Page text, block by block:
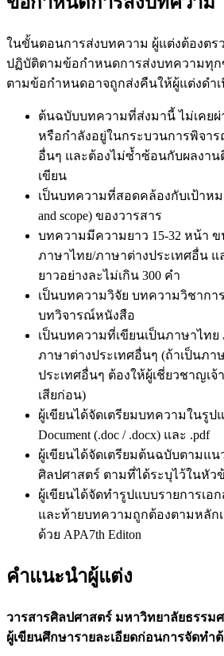
ในขั้นตอนการส่งบทความ ผู้แต่งต้องตร
ปฏิบัติตามข้อกำหนดการส่งบทความทุก
ตามข้อกำหนดอาจถูกส่งคืนให้ผู้แต่งดำ
ต้นฉบับบทความที่ส่งมานี้ ไม่เคย
หรือกำลังอยู่ในกระบวนการพิจา
อื่นๆ และต้องไม่ซ้ำซ้อนกับผลงา
เขียน
เป็นบทความที่สอดคล้องกับเป้าหม
and scope) ของวารสาร
บทความมีความยาว 15-32 หน้า
ภาษาไทย/ภาษาต่างประเทศอื่น
ยาวอย่างละไม่เกิน 300 คำ
เป็นบทความวิจัย บทความวิชาก
บทวิจารณ์หนังสือ
เป็นบทความที่เขียนเป็นภาษาไท
ภาษาต่างประเทศอื่นๆ (ถ้าเป็นภ
ประเทศอื่นๆ ต้องให้ผู้เชี่ยวชาญเ
เสียก่อน)
ผู้เขียนได้จัดเตรียมบทความในรูปแ
Document (.doc / .docx) และ .pdf
ผู้เขียนได้จัดเตรียมต้นฉบับตามแน
ศิลปศาสตร์ ตามที่ได้ระบุไว้ในหัว
ผู้เขียนได้จัดทำรูปแบบรายการเอ
และท้ายบทความถูกต้องตามหลั
ด้วย APA7th Editon
คำแนะนำผู้แต่ง
วารสารศิลปศาสตร์ มหาวิทยาลัยธรรม
ผู้เขียนศึกษารายละเอียดก่อนการจัดท